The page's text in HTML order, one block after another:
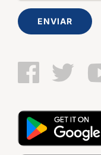
ENVIAR